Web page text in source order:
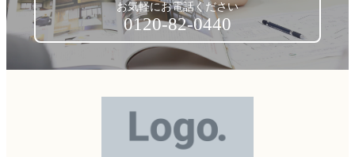
お気軽にお電話ください
0120-82-0440